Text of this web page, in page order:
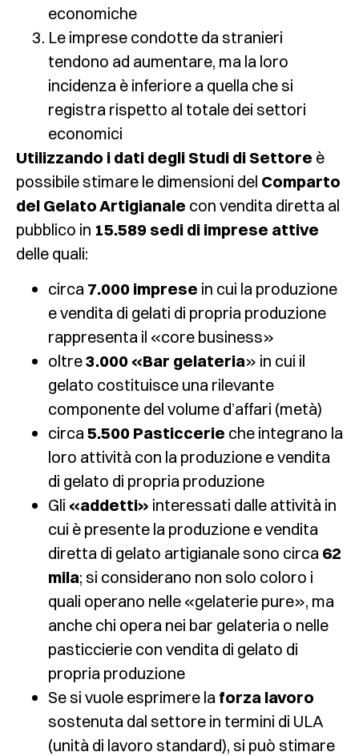
economiche
Le imprese condotte da stranieri
tendono ad aumentare, ma la loro
incidenza è inferiore a quella che si
registra rispetto al totale dei settori
economici
Utilizzando i dati degli Studi di Settore è
possibile stimare le dimensioni del Comparto
del Gelato Artigianale con vendita diretta al
pubblico in 15.589 sedi di imprese attive
delle quali:
circa 7.000 imprese in cui la produzione
e vendita di gelati di propria produzione
rappresenta il «core business»
oltre3.000 «Bar gelateria» in cui il
gelato costituisce una rilevante
componente del volume d’affari (metà)
circa 5.500 Pasticcerie che integrano la
loro attività con la produzione e vendita
di gelato di propria produzione
Gli «addetti» interessati dalle attività in
cui è presente la produzione e vendita
diretta di gelato artigianale sono circa 62
mila; si considerano non solo coloro i
quali operano nelle «gelaterie pure», ma
anche chi opera nei bar gelateria o nelle
pasticcierie con vendita di gelato di
propria produzione
Se si vuole esprimere la forza lavoro
sostenuta dal settore in termini di ULA
(unità di lavoro standard), si può stimare